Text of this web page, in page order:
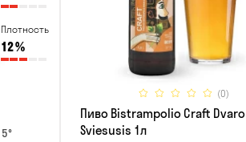
Плотность
12%
(0)
Пиво Bistrampolio Craft Dvaro
Sviesusis 1л